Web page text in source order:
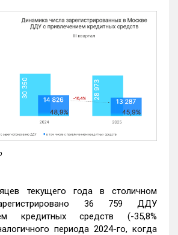
текущего года в столичном
36 759 ДДУ
кредитных средств (-35,8%
периода 2024-го, когда